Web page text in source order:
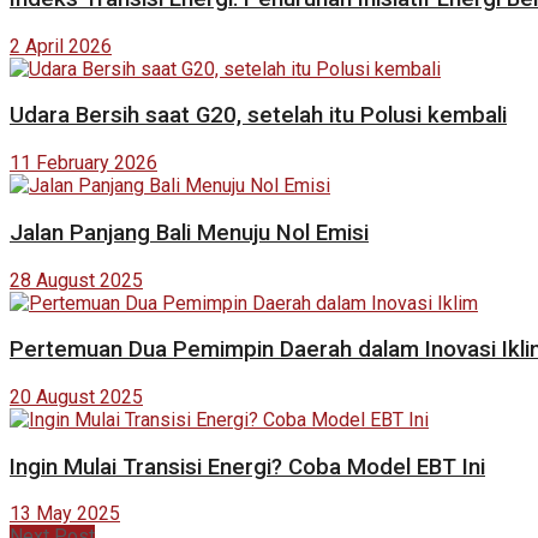
2 April 2026
Udara Bersih saat G20, setelah itu Polusi kembali
11 February 2026
Jalan Panjang Bali Menuju Nol Emisi
28 August 2025
Pertemuan Dua Pemimpin Daerah dalam Inovasi
20 August 2025
Ingin Mulai Transisi Energi? Coba Model EBT Ini
13 May 2025